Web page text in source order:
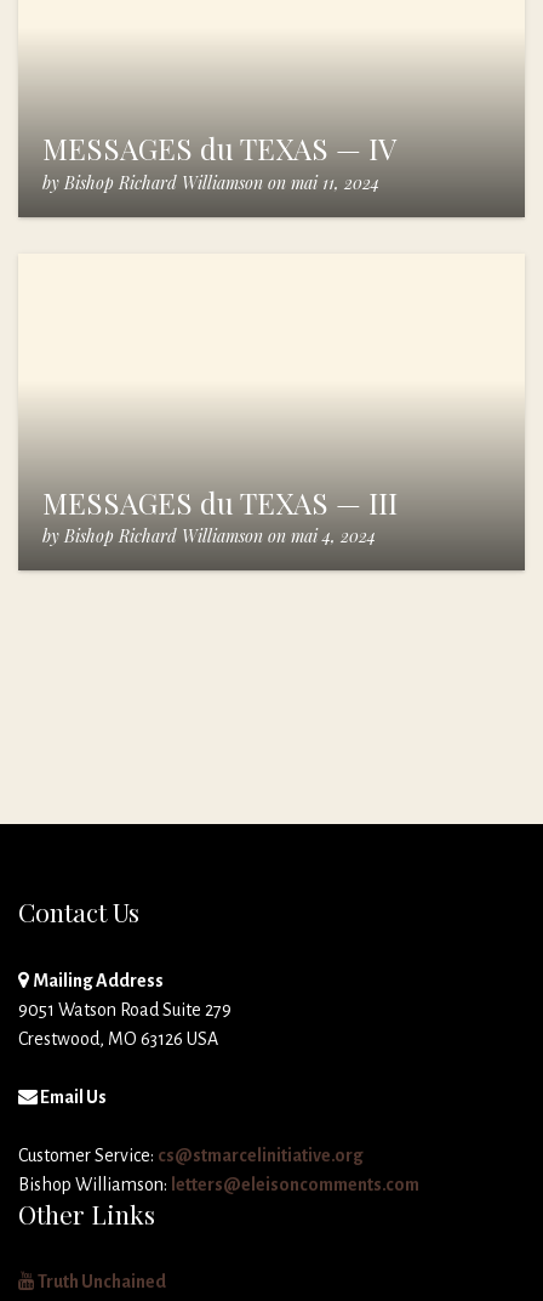
MESSAGES du TEXAS — IV
by Bishop Richard Williamson on mai 11, 2024
MESSAGES du TEXAS — III
by Bishop Richard Williamson on mai 4, 2024
Contact Us
Mailing Address
9051 Watson Road Suite 279
Crestwood, MO 63126 USA
Email Us
Customer Service: cs@stmarcelinitiative.org
Bishop Williamson: letters@eleisoncomments.com
Other Links
Truth Unchained